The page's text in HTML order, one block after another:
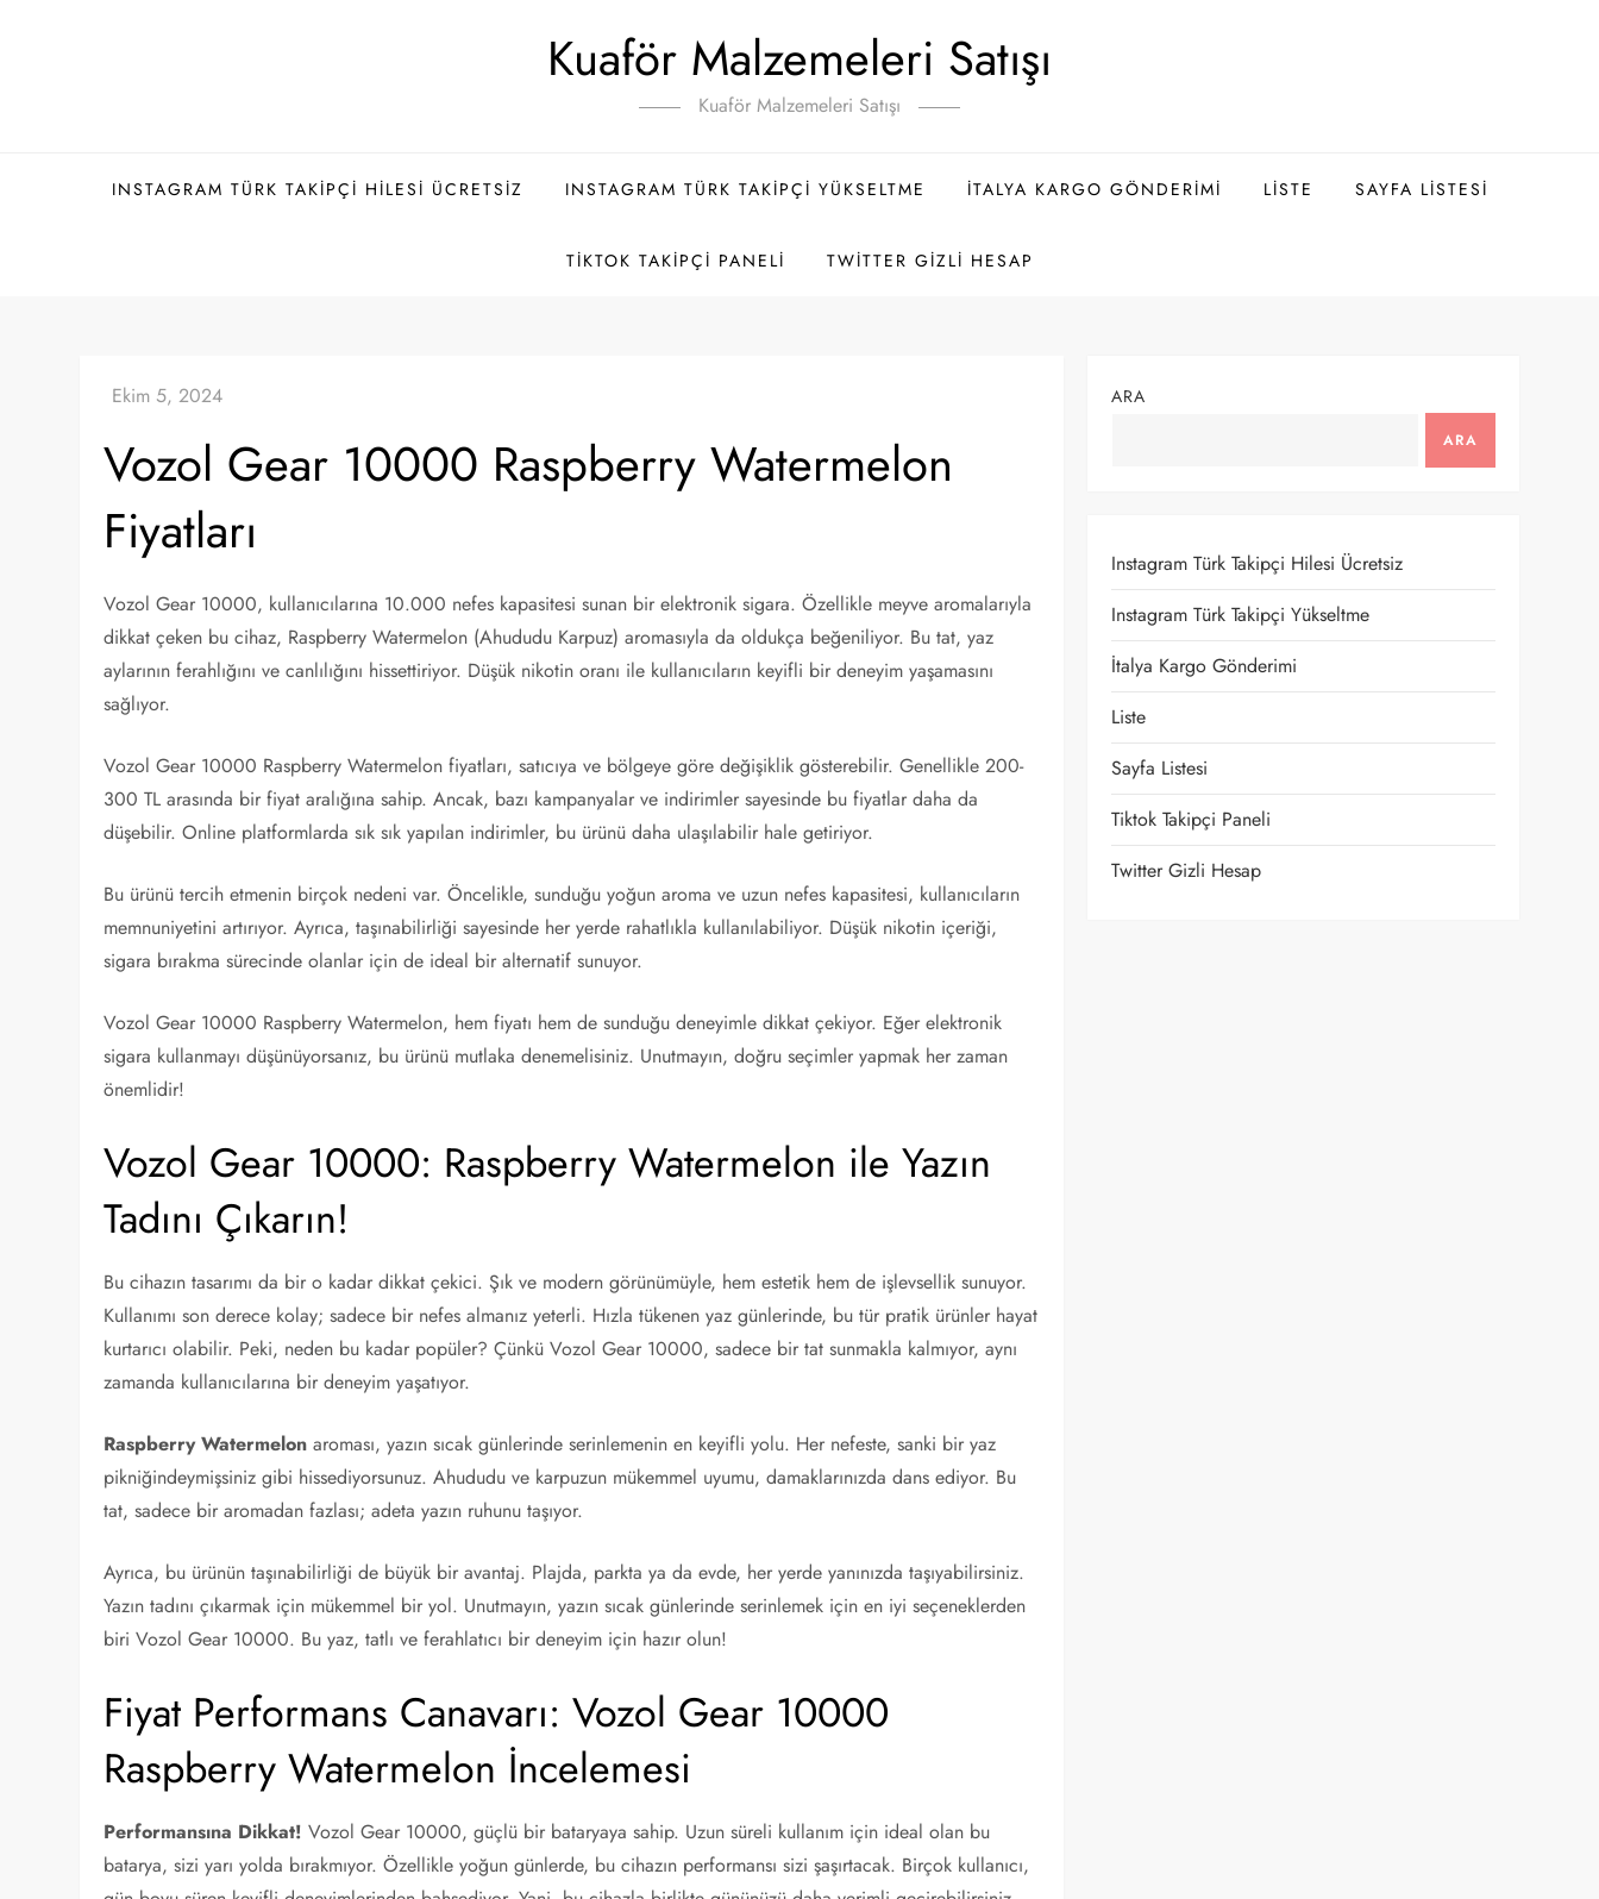
Kuaför Malzemeleri Satışı
Kuaför Malzemeleri Satışı
INSTAGRAM TÜRK TAKIPÇI HILESI ÜCRETSIZ INSTAGRAM TÜRK TAKIPÇI YÜKSELTME İTALYA KARGO GÖNDERIMI LISTE SAYFA LISTESI
TIKTOK TAKIPÇI PANELI TWITTER GIZLI HESAP
Vozol Gear 10000 Raspberry Watermelon
Fiyatları
Vozol Gear 10000, kullanıcılarına 10.000 nefes kapasitesi sunan bir elektronik sigara. Özellikle meyve aromalarıyla
dikkat çeken bu cihaz, Raspberry Watermelon (Ahududu Karpuz) aromasıyla da oldukça beğeniliyor. Bu tat, yaz
aylarının ferahlığını ve canlılığını hissettiriyor. Düşük nikotin oranı ile kullanıcıların keyifli bir deneyim yaşamasını
sağlıyor.
Vozol Gear 10000 Raspberry Watermelon fiyatları, satıcıya ve bölgeye göre değişiklik gösterebilir. Genellikle 200-
300 TL arasında bir fiyat aralığına sahip. Ancak, bazı kampanyalar ve indirimler sayesinde bu fiyatlar daha da
düşebilir. Online platformlarda sık sık yapılan indirimler, bu ürünü daha ulaşılabilir hale getiriyor.
Bu ürünü tercih etmenin birçok nedeni var. Öncelikle, sunduğu yoğun aroma ve uzun nefes kapasitesi, kullanıcıların
memnuniyetini artırıyor. Ayrıca, taşınabilirliği sayesinde her yerde rahatlıkla kullanılabiliyor. Düşük nikotin içeriği,
sigara bırakma sürecinde olanlar için de ideal bir alternatif sunuyor.
Vozol Gear 10000 Raspberry Watermelon, hem fiyatı hem de sunduğu deneyimle dikkat çekiyor. Eğer elektronik
sigara kullanmayı düşünüyorsanız, bu ürünü mutlaka denemelisiniz. Unutmayın, doğru seçimler yapmak her zaman
önemlidir!
Vozol Gear 10000: Raspberry Watermelon ile Yazın
Tadını Çıkarın!
Bu cihazın tasarımı da bir o kadar dikkat çekici. Şık ve modern görünümüyle, hem estetik hem de işlevsellik sunuyor.
Kullanımı son derece kolay; sadece bir nefes almanız yeterli. Hızla tükenen yaz günlerinde, bu tür pratik ürünler hayat
kurtarıcı olabilir. Peki, neden bu kadar popüler? Çünkü Vozol Gear 10000, sadece bir tat sunmakla kalmıyor, aynı
zamanda kullanıcılarına bir deneyim yaşatıyor.
Raspberry Watermelon aroması, yazın sıcak günlerinde serinlemenin en keyifli yolu. Her nefeste, sanki bir yaz
pikniğindeymişsiniz gibi hissediyorsunuz. Ahududu ve karpuzun mükemmel uyumu, damaklarınızda dans ediyor. Bu
tat, sadece bir aromadan fazlası; adeta yazın ruhunu taşıyor.
Ayrıca, bu ürünün taşınabilirliği de büyük bir avantaj. Plajda, parkta ya da evde, her yerde yanınızda taşıyabilirsiniz.
Yazın tadını çıkarmak için mükemmel bir yol. Unutmayın, yazın sıcak günlerinde serinlemek için en iyi seçeneklerden
biri Vozol Gear 10000. Bu yaz, tatlı ve ferahlatıcı bir deneyim için hazır olun!
Fiyat Performans Canavarı: Vozol Gear 10000
Raspberry Watermelon İncelemesi
Performansına Dikkat! Vozol Gear 10000, güçlü bir bataryaya sahip. Uzun süreli kullanım için ideal olan bu
batarya, sizi yarı yolda bırakmıyor. Özellikle yoğun günlerde, bu cihazın performansı sizi şaşırtacak. Birçok kullanıcı,
ARA
ARA
Instagram Türk Takipçi Hilesi Ücretsiz
Instagram Türk Takipçi Yükseltme
İtalya Kargo Gönderimi
Liste
Sayfa Listesi
Tiktok Takipçi Paneli
Twitter Gizli Hesap